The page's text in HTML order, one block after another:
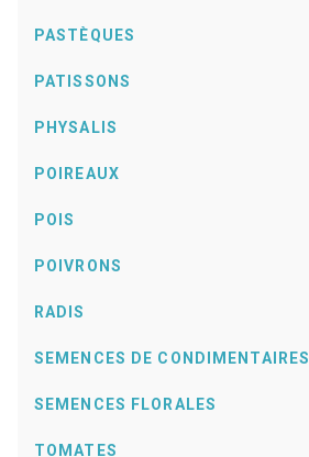
PASTÈQUES
PATISSONS
PHYSALIS
POIREAUX
POIS
POIVRONS
RADIS
SEMENCES DE CONDIMENTAIRES
SEMENCES FLORALES
TOMATES